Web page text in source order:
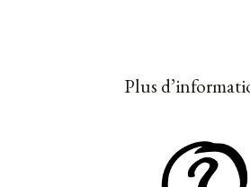
Plus